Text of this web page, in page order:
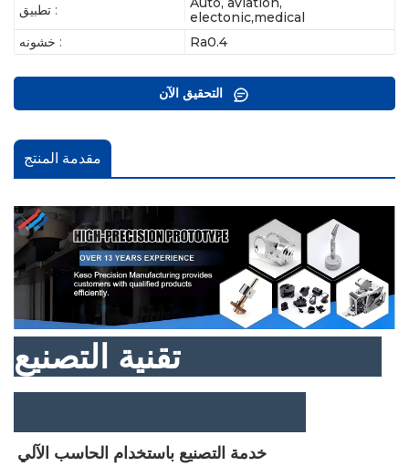
تطبيق :
electonic,medical
خشونه :
Ra0.4
مقدمة المنتج
خدمة التصنيع باستخدام الحاسب الآلي